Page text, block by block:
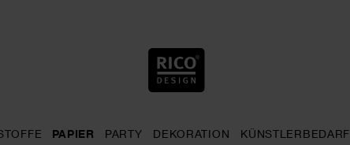
PAPIER PARTY DEKORATION KÜNSTLERBEDARF